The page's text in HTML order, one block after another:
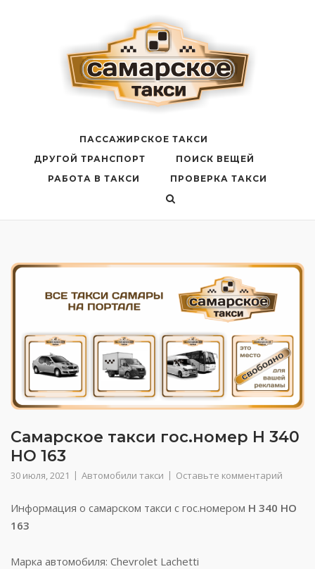
ПАССАЖИРСКОЕ ТАКСИ
ДРУГОЙ ТРАНСПОРТ
ПОИСК ВЕЩЕЙ
РАБОТА В ТАКСИ
ПРОВЕРКА ТАКСИ
Самарское такси гос.номер Н 340
НО 163
30 июля, 2021 Автомобили такси Оставьте комментарий
Информация о самарском такси с гос.номером Н 340 НО
163
Марка автомобиля: Chevrolet Lachetti